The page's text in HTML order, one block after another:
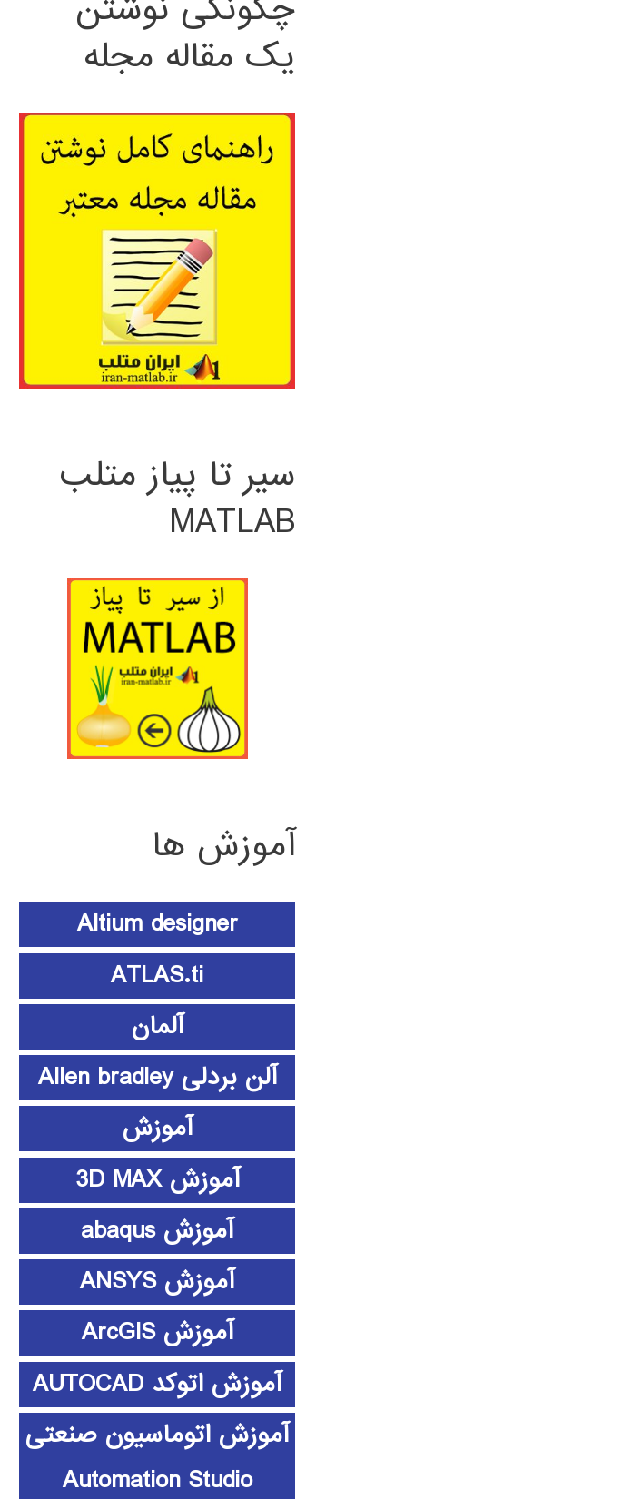
یک مقاله مجله
سیر تا پیاز متلب
MATLAB
آموزش ها
Altium designer
ATLAS.ti
آلمان
آلن بردلی Allen bradley
آموزش
آموزش 3D MAX
آموزش abaqus
آموزش ANSYS
آموزش ArcGIS
آموزش اتوکد AUTOCAD
آموزش اتوماسیون صنعتی
Automation Studio